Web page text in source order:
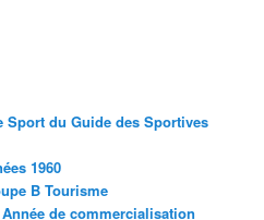
Sport du Guide des Sportives
1960
B Tourisme
de commercialisation